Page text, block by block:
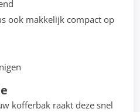
ook makkelijk compact op
kofferbak raakt deze snel